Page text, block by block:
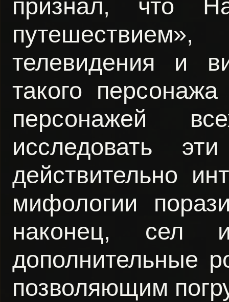
признал, что
телевидения и
такого
персонажей
исследовать
действительно
мифологии
наконец, сел
дополнительные
позволяющим